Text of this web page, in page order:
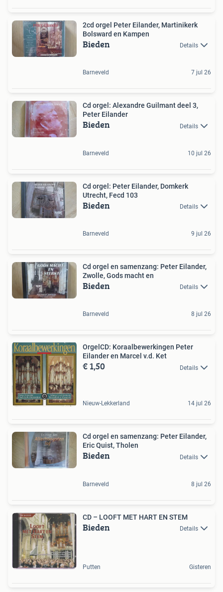
2cd orgel Peter Eilander, Martinikerk
Bolsward en Kampen
Bieden Details
Barneveld 7 jul 26
Cd orgel: Alexandre Guilmant deel 3,
Peter Eilander
Bieden Details
Barneveld 10 jul 26
Cd orgel: Peter Eilander, Domkerk
Utrecht, Fecd 103
Bieden Details
Barneveld 9 jul 26
Cd orgel en samenzang: Peter Eilander,
Zwolle, Gods macht en
Bieden Details
Barneveld 8 jul 26
OrgelCD: Koraalbewerkingen Peter
Eilander en Marcel v.d. Ket
€ 1,50 Details
Nieuw-Lekkerland 14 jul 26
Cd orgel en samenzang: Peter Eilander,
Eric Quist, Tholen
Bieden Details
Barneveld 8 jul 26
CD – LOOFT MET HART EN STEM
Bieden Details
Putten Gisteren